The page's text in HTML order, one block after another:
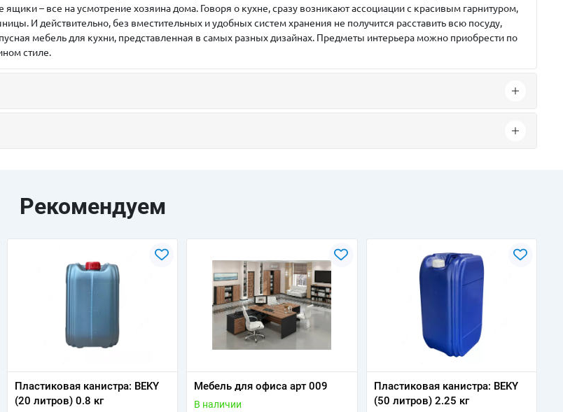
– все на усмотрение хозяина дома. Говоря о кухне, сразу возникают ассоциации с красивым гарнитуром,
И действительно, без вместительных и удобных систем хранения не получится расставить всю посуду,
мебель для кухни, представленная в самых разных дизайнах. Предметы интерьера можно приобрести по
стиле.
Рекомендуем
Пластиковая канистра: BEKY
(20 литров) 0.8 кг
Мебель для офиса арт 009
В наличии
Пластиковая канистра: BEKY
(50 литров) 2.25 кг